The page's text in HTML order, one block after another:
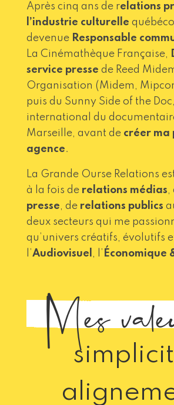
Après cinq ans de relations
l’industrie culturelle
devenue Responsable
La Cinémathèque Française,
service presse de Reed
Organisation (Midem,
puis du Sunny Side of the
international du
Marseille, avant de créer ma
agence.
La Grande Ourse Relations
à la fois de relations médias,
presse, de relations publics
deux secteurs qui me
qu’univers créatifs, évolutifs
Audiovisuel , l’ Économique
Mes